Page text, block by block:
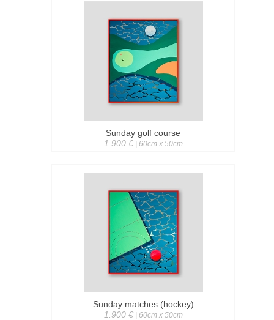
Sunday golf course
1.900 €| 60cm x 50cm
Sunday matches (hockey)
1.900 €| 60cm x 50cm